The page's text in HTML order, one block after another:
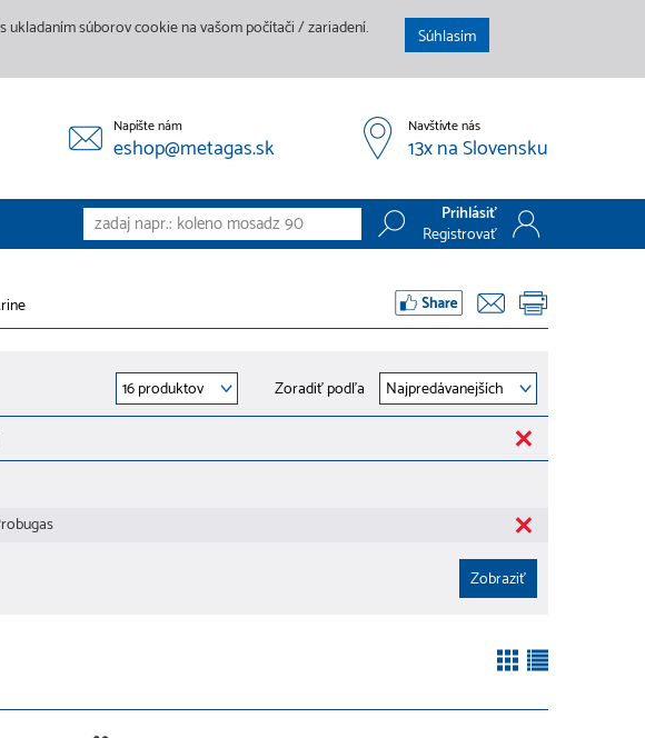
súborov cookie na vašom počítači / zariadení.
Súhlasím
Napíšte nám
eshop@metagas.sk
Navštívte nás
13x na Slovensku
Prihlásiť
Registrovať
Registrovať
Zoradiť podľa